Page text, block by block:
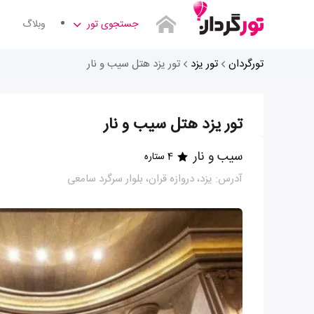
جستجوی تور وبلاگ
تورگردان تور یزد تور یزد هتل سیب و نار
تور یزد هتل سیب و نار
سیب و نار 4 ستاره
آدرس: یزد، دروازه قران، بلوار سرگرد سامعی